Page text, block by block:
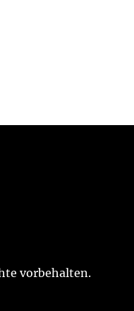
vorbehalten.